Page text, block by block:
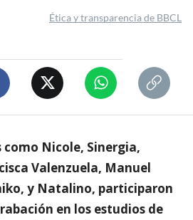
Ética y transparencia de BBCL
Nicole, Sinergia,
Valenzuela, Manuel
y Natalino, participaron
en los estudios de